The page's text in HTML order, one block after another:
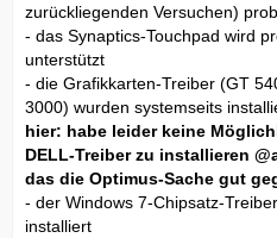
zurückliegenden Versuchen)
- das Synaptics-Touchpad wird
unterstützt
- die Grafikkarten-Treiber (GT
3000) wurden systemseits
hier: habe leider keine
DELL-Treiber zu installieren
das die Optimus-Sache gut
- der Windows 7-Chipsatz-
installiert